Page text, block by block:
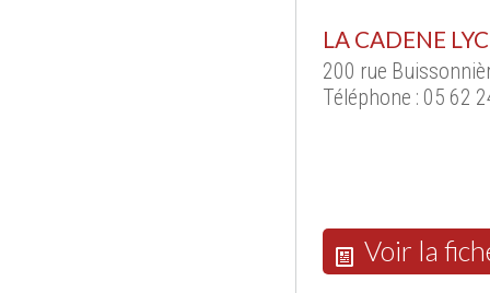
LA CADENE
200 rue
Téléphone : 05 62
Voir la